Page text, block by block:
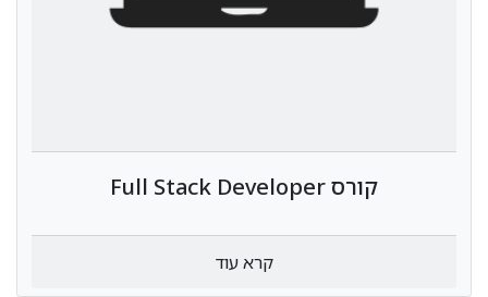
קורס Full Stack Developer
קרא עוד